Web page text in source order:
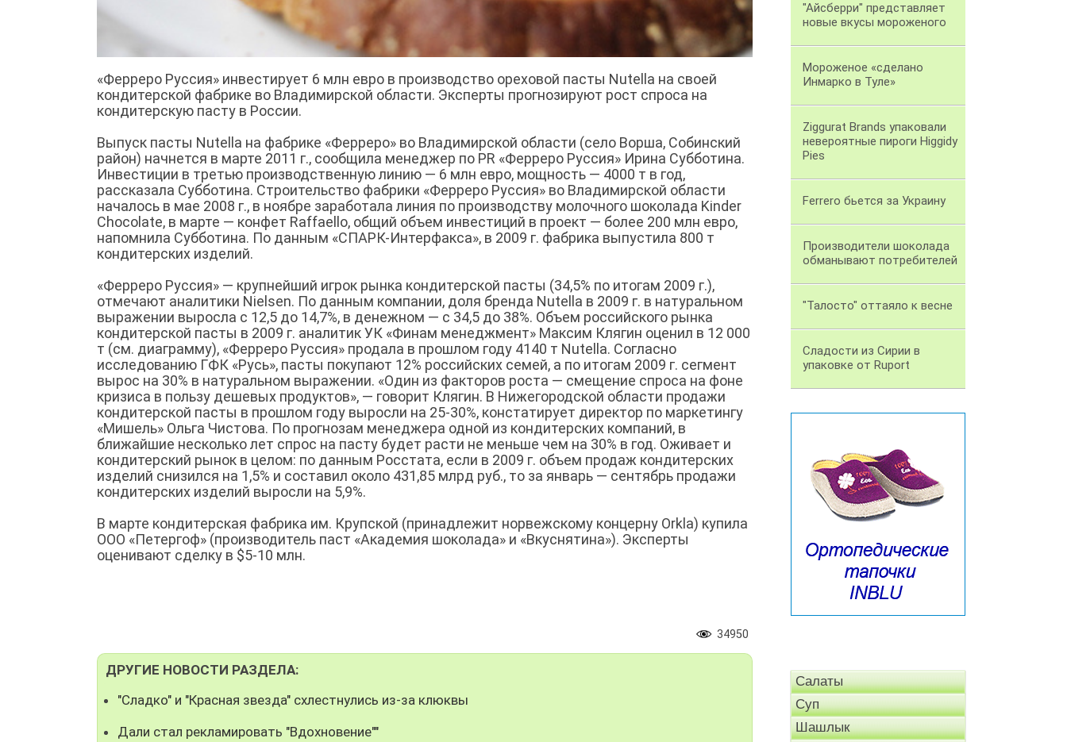
«Ферреро Руссия» инвестирует 6 млн евро в производство ореховой пасты Nutella на своей
кондитерской фабрике во Владимирской области. Эксперты прогнозируют рост спроса на
кондитерскую пасту в России.
Выпуск пасты Nutella на фабрике «Ферреро» во Владимирской области (село Ворша, Собинский
район) начнется в марте 2011 г., сообщила менеджер по PR «Ферреро Руссия» Ирина Субботина.
Инвестиции в третью производственную линию — 6 млн евро, мощность — 4000 т в год,
рассказала Субботина. Строительство фабрики «Ферреро Руссия» во Владимирской области
началось в мае 2008 г., в ноябре заработала линия по производству молочного шоколада Kinder
Chocolate, в марте — конфет Raffaello, общий объем инвестиций в проект — более 200 млн евро,
напомнила Субботина. По данным «СПАРК-Интерфакса», в 2009 г. фабрика выпустила 800 т
кондитерских изделий.
«Ферреро Руссия» — крупнейший игрок рынка кондитерской пасты (34,5% по итогам 2009 г.),
отмечают аналитики Nielsen. По данным компании, доля бренда Nutella в 2009 г. в натуральном
выражении выросла с 12,5 до 14,7%, в денежном — с 34,5 до 38%. Объем российского рынка
кондитерской пасты в 2009 г. аналитик УК «Финам менеджмент» Максим Клягин оценил в 12 000
т (см. диаграмму), «Ферреро Руссия» продала в прошлом году 4140 т Nutella. Согласно
исследованию ГФК «Русь», пасты покупают 12% российских семей, а по итогам 2009 г. сегмент
вырос на 30% в натуральном выражении. «Один из факторов роста — смещение спроса на фоне
кризиса в пользу дешевых продуктов», — говорит Клягин. В Нижегородской области продажи
кондитерской пасты в прошлом году выросли на 25-30%, констатирует директор по маркетингу
«Мишель» Ольга Чистова. По прогнозам менеджера одной из кондитерских компаний, в
ближайшие несколько лет спрос на пасту будет расти не меньше чем на 30% в год. Оживает и
кондитерский рынок в целом: по данным Росстата, если в 2009 г. объем продаж кондитерских
изделий снизился на 1,5% и составил около 431,85 млрд руб., то за январь — сентябрь продажи
кондитерских изделий выросли на 5,9%.
В марте кондитерская фабрика им. Крупской (принадлежит норвежскому концерну Orkla) купила
ООО «Петергоф» (производитель паст «Академия шоколада» и «Вкуснятина»). Эксперты
оценивают сделку в $5-10 млн.
34950
ДРУГИЕ НОВОСТИ РАЗДЕЛА:
"Сладко" и "Красная звезда" схлестнулись из-за клюквы
Дали стал рекламировать "Вдохновение""
"Айсберри" представляет
новые вкусы мороженого
Мороженое «сделано
Инмарко в Туле»
Ziggurat Brands упаковали
невероятные пироги Higgidy
Pies
Ferrero бьется за Украину
Производители шоколада
обманывают потребителей
"Талосто" оттаяло к весне
Сладости из Сирии в
упаковке от Ruport
Салаты
Суп
Шашлык